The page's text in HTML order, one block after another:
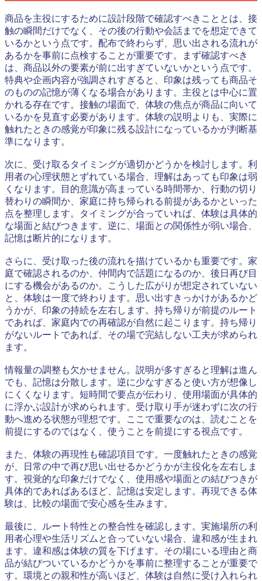
商品を主役にするために設計段階で確認すべきこととは、接
触の瞬間だけでなく、その後の行動や会話までを想定できて
いるかという点です。配布で終わらず、思い出される流れが
あるかを事前に点検することが重要です。まず確認すべき
は、商品以外の要素が前に出すぎていないかという点です。
特典や企画内容が強調されすぎると、印象は残っても商品そ
のものの記憶が薄くなる場合があります。主役とは中心に置
かれる存在です。接触の場面で、体験の焦点が商品に向いて
いるかを見直す必要があります。体験の説明よりも、実際に
触れたときの感覚が印象に残る設計になっているかが判断基
準になります。
次に、受け取るタイミングが適切かどうかを検討します。利
用者の心理状態とずれている場合、理解はあっても印象は弱
くなります。目的意識が高まっている時間帯か、行動の切り
替わりの瞬間か、家庭に持ち帰られる前提があるかといった
点を整理します。タイミングが合っていれば、体験は具体的
な場面と結びつきます。逆に、場面との関係性が弱い場合、
記憶は断片的になります。
さらに、受け取った後の流れを描けているかも重要です。家
庭で確認されるのか、仲間内で話題になるのか、後日再び目
にする機会があるのか。こうした広がりが想定されていない
と、体験は一度で終わります。思い出すきっかけがあるかど
うかが、印象の持続を左右します。持ち帰りが前提のルート
であれば、家庭内での再確認が自然に起こります。持ち帰り
がないルートであれば、その場で完結しない工夫が求められ
ます。
情報量の調整も欠かせません。説明が多すぎると理解は進ん
でも、記憶は分散します。逆に少なすぎると使い方が想像し
にくくなります。短時間で要点が伝わり、使用場面が具体的
に浮かぶ設計が求められます。受け取り手が迷わずに次の行
動へ進める状態が理想です。ここで重要なのは、読むことを
前提にするのではなく、使うことを前提にする視点です。
また、体験の再現性も確認項目です。一度触れたときの感覚
が、日常の中で再び思い出せるかどうかが主役化を左右しま
す。視覚的な印象だけでなく、使用感や場面との結びつきが
具体的であればあるほど、記憶は安定します。再現できる体
験は、比較の場面で安心感を生みます。
最後に、ルート特性との整合性を確認します。実施場所の利
用者心理や生活リズムと合っていない場合、違和感が生まれ
ます。違和感は体験の質を下げます。その場にいる理由と商
品が結びついているかどうかを事前に整理することが重要で
す。環境との親和性が高いほど、体験は自然に受け入れられ